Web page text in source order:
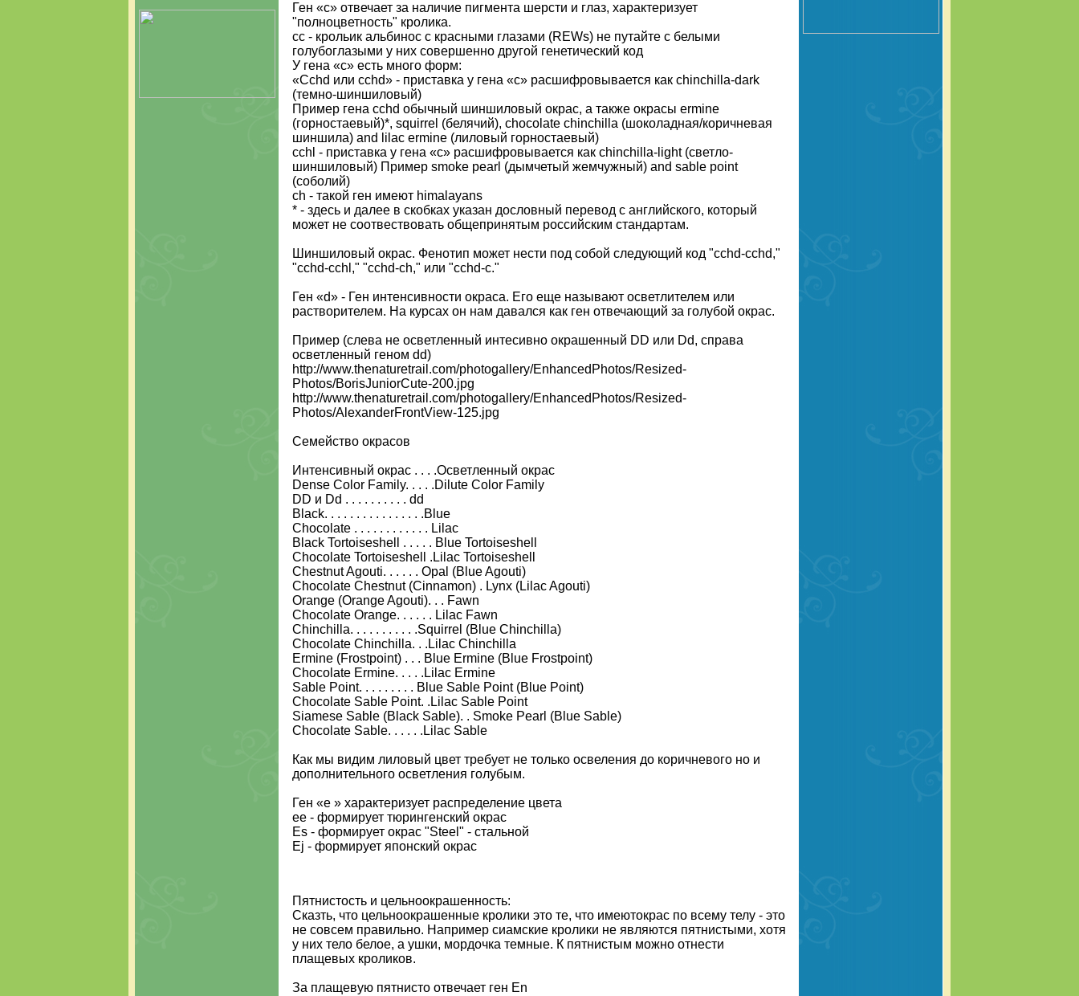
Ген «с» отвечает за наличие пигмента шерсти и глаз, характеризует
"полноцветность" кролика.
сс - крольик альбинос с красными глазами (REWs) не путайте с белыми
голубоглазыми у них совершенно другой генетический код
У гена «с» есть много форм:
«Cchd или cchd» - приставка у гена «с» расшифровывается как chinchilla-dark
(темно-шиншиловый)
Пример гена cchd обычный шиншиловый окрас, а также окрасы ermine
(горностаевый)*, squirrel (белячий), chocolate chinchilla (шоколадная/коричневая
шиншила) and lilac ermine (лиловый горностаевый)
cchl - приставка у гена «с» расшифровывается как chinchilla-light (светло-
шиншиловый) Пример smoke pearl (дымчетый жемчужный) and sable point
(соболий)
ch - такой ген имеют himalayans
* - здесь и далее в скобках указан дословный перевод с английского, который
может не соотвествовать общепринятым российским стандартам.
Шиншиловый окрас. Фенотип может нести под собой следующий код "cchd-cchd,"
"cchd-cchl," "cchd-ch," или "cchd-c."
Ген «d» - Ген интенсивности окраса. Его еще называют осветлителем или
растворителем. На курсах он нам давался как ген отвечающий за голубой окрас.
Пример (слева не осветленный интесивно окрашенный DD или Dd, справа
осветленный геном dd)
http://www.thenaturetrail.com/photogallery/EnhancedPhotos/Resized-
Photos/BorisJuniorCute-200.jpg
http://www.thenaturetrail.com/photogallery/EnhancedPhotos/Resized-
Photos/AlexanderFrontView-125.jpg
Семейство окрасов
Интенсивный окрас . . . .Осветленный окрас
Dense Color Family. . . . .Dilute Color Family
DD и Dd . . . . . . . . . . dd
Black. . . . . . . . . . . . . . . .Blue
Chocolate . . . . . . . . . . . . Lilac
Black Tortoiseshell . . . . . Blue Tortoiseshell
Chocolate Tortoiseshell .Lilac Tortoiseshell
Chestnut Agouti. . . . . . Opal (Blue Agouti)
Chocolate Chestnut (Cinnamon) . Lynx (Lilac Agouti)
Orange (Orange Agouti). . . Fawn
Chocolate Orange. . . . . . Lilac Fawn
Chinchilla. . . . . . . . . . .Squirrel (Blue Chinchilla)
Chocolate Chinchilla. . .Lilac Chinchilla
Ermine (Frostpoint) . . . Blue Ermine (Blue Frostpoint)
Chocolate Ermine. . . . .Lilac Ermine
Sable Point. . . . . . . . . Blue Sable Point (Blue Point)
Chocolate Sable Point. .Lilac Sable Point
Siamese Sable (Black Sable). . Smoke Pearl (Blue Sable)
Chocolate Sable. . . . . .Lilac Sable
Как мы видим лиловый цвет требует не только освеления до коричневого но и
дополнительного осветления голубым.
Ген «е » характеризует распределение цвета
ее - формирует тюрингенский окрас
Es - формирует окрас "Steel" - стальной
Ej - формирует японский окрас
Пятнистость и цельноокрашенность:
Сказть, что цельноокрашенные кролики это те, что имеютокрас по всему телу - это
не совсем правильно. Например сиамские кролики не являются пятнистыми, хотя
у них тело белое, а ушки, мордочка темные. К пятнистым можно отнести
плащевых кроликов.
За плащевую пятнисто отвечает ген En